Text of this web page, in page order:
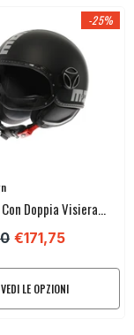
-25%
Doppia Visiera
FGTR Evo Nero
€171,75
VEDI LE OPZIONI